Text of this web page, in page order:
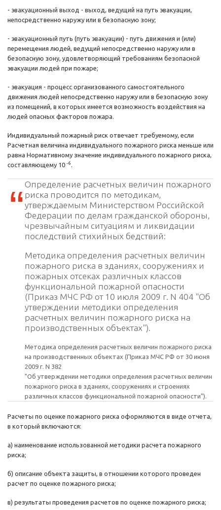
- эвакуационный выход - выход, ведущий на путь эвакуации,
непосредственно наружу или в безопасную зону;
- эвакуационный путь (путь эвакуации) - путь движения и (или)
перемещения людей, ведущий непосредственно наружу или в
безопасную зону, удовлетворяющий требованиям безопасной
эвакуации людей при пожаре;
- эвакуация - процесс организованного самостоятельного
движения людей непосредственно наружу или в безопасную зону
из помещений, в которых имеется возможность воздействия на
людей опасных факторов пожара.
Индивидуальный пожарный риск отвечает требуемому, если
Расчетная величина индивидуального пожарного риска меньше или
равна Нормативному значение индивидуального пожарного риска,
составляющему 10 -6.
Определение расчетных величин пожарного
риска проводится по методикам,
утверждаемым Министерством Российской
Федерации по делам гражданской обороны,
чрезвычайным ситуациям и ликвидации
последствий стихийных бедствий:
Методика определения расчетных величин
пожарного риска в зданиях, сооружениях и
пожарных отсеках различных классов
функциональной пожарной опасности
(Приказ МЧС РФ от 10 июля 2009 г. N 404 "Об
утверждении методики определения
расчетных величин пожарного риска на
производственных объектах").
Методика определения расчетных величин пожарного риска
на производственных объектах (Приказ МЧС РФ от 30 июня
2009 г. N 382
"Об утверждении методики определения расчетных величин
пожарного риска в зданиях, сооружениях и строениях
различных классов функциональной пожарной опасности").
Расчеты по оценке пожарного риска оформляются в виде отчета,
в который включаются:
а) наименование использованной методики расчета пожарного
риска;
б) описание объекта защиты, в отношении которого проведен
расчет по оценке пожарного риска;
в) результаты проведения расчетов по оценке пожарного риска;